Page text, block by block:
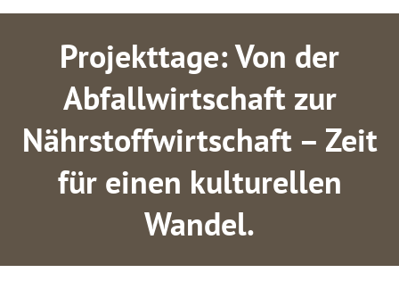
TU UMWELTINITIATIVE
Projekttage: Von der
Abfallwirtschaft zur
Nährstoffwirtschaft – Zeit
für einen kulturellen
Wandel.